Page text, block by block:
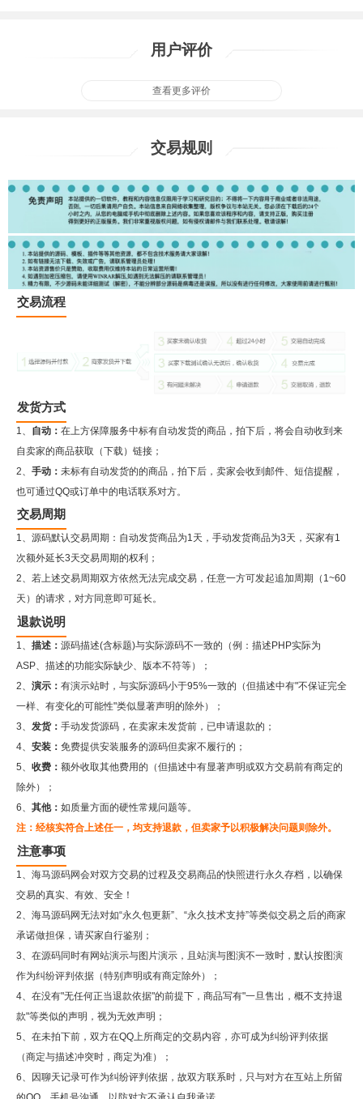
用户评价
查看更多评价
交易规则
交易流程
发货方式
1、 自动： 在上方保障服务中标有自动发货的商品，拍下后，将会自动收到来
自卖家的商品获取（下载）链接；
2、 手动： 未标有自动发货的的商品，拍下后，卖家会收到邮件、短信提醒，
也可通过QQ或订单中的电话联系对方。
交易周期
1、源码默认交易周期：自动发货商品为1天，手动发货商品为3天，买家有1
次额外延长3天交易周期的权利；
2、若上述交易周期双方依然无法完成交易，任意一方可发起追加周期（1~60
天）的请求，对方同意即可延长。
退款说明
1、 描述： 源码描述(含标题)与实际源码不一致的（例：描述PHP实际为
ASP、描述的功能实际缺少、版本不符等）；
2、 演示： 有演示站时，与实际源码小于95%一致的（但描述中有"不保证完全
一样、有变化的可能性"类似显著声明的除外）；
3、 发货： 手动发货源码，在卖家未发货前，已申请退款的；
4、 安装： 免费提供安装服务的源码但卖家不履行的；
5、 收费： 额外收取其他费用的（但描述中有显著声明或双方交易前有商定的
除外）；
6、 其他： 如质量方面的硬性常规问题等。
注：经核实符合上述任一，均支持退款，但卖家予以积极解决问题则除外。
注意事项
1、海马源码网会对双方交易的过程及交易商品的快照进行永久存档，以确保
交易的真实、有效、安全！
2、 海马源码网无法对如“永久包更新”、“永久技术支持”等类似交易之后的商家
承诺做担保，请买家自行鉴别；
3、在源码同时有网站演示与图片演示，且站演与图演不一致时，默认按图演
作为纠纷评判依据（特别声明或有商定除外）；
4、在没有"无任何正当退款依据"的前提下，商品写有"一旦售出，概不支持退
款"等类似的声明，视为无效声明；
5、在未拍下前，双方在QQ上所商定的交易内容，亦可成为纠纷评判依据
（商定与描述冲突时，商定为准）；
6、因聊天记录可作为纠纷评判依据，故双方联系时，只与对方在互站上所留